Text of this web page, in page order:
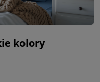
kolory